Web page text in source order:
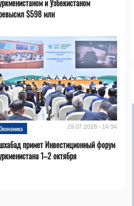
и Узбекистаном
$598 млн
Экономика 29.07.2026 - 14:34
примет Инвестиционный форум
1–2 октября